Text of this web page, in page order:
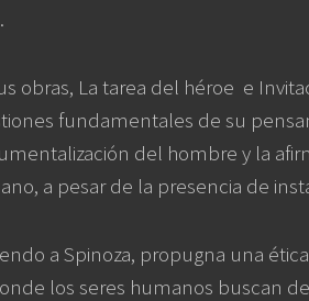
obras, La tarea del héroe e
fundamentales de su
del hombre y la
a pesar de la presencia de
a Spinoza, propugna una
los seres humanos buscan